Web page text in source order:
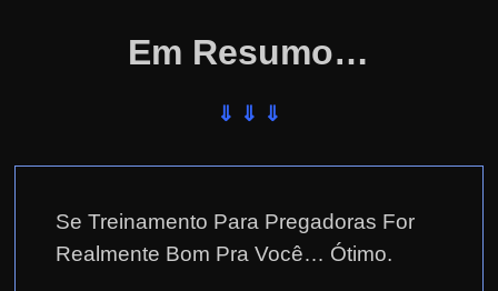
🤔
Em Resumo…
⇓ ⇓ ⇓
Se Treinamento Para Pregadoras For
Realmente Bom Pra Você… Ótimo.